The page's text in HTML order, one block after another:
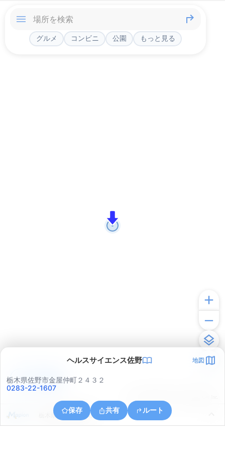
グルメ コンビニ 公園 もっと見る
ヘルスサイエンス佐野 地図
栃木県佐野市金屋仲町２４３２
0283-22-1607
保存 共有 ルート
栃木県佐野市馬門町
アプリで見る